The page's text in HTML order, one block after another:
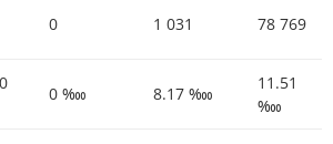
0 1 031 78 769
0 ‱ 8.17 ‱
11.51
‱